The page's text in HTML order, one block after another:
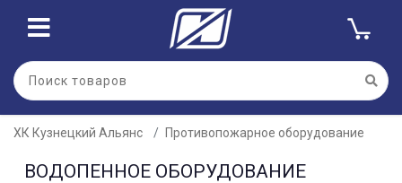
ХК Кузнецкий Альянс Противопожарное оборудование
ВОДОПЕННОЕ ОБОРУДОВАНИЕ